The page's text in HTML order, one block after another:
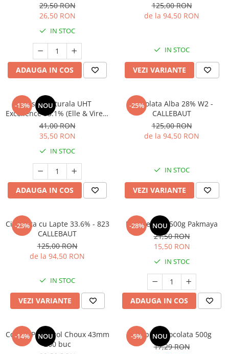
29,50 RON
26,50 RON
IN STOC
ADAUGA IN COS
125,00 RON
de la 94,50 RON
IN STOC
VEZI VARIANTE
-13% NOU
Frisca Naturala UHT
Excellence 35.1% (Elle & Vire) -
1L
41,00 RON
35,50 RON
IN STOC
ADAUGA IN COS
-25%
Ciocolata Alba 28% W2 -
CALLEBAUT
125,00 RON
de la 94,50 RON
IN STOC
VEZI VARIANTE
-23%
Ciocolata cu Lapte 33.6% - 823
CALLEBAUT
125,00 RON
de la 94,50 RON
IN STOC
VEZI VARIANTE
-28% NOU
Praf de copt 500g Pakmaya
21,50 RON
15,50 RON
IN STOC
ADAUGA IN COS
-14% NOU
Coji de Profiterol Choux 43mm
200 buc
-5% NOU
Topping Ciocolata 500g
17,29 RON